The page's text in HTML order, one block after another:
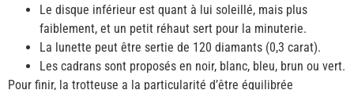
Le disque inférieur est quant à lui soleillé, mais plus
faiblement, et un petit réhaut sert pour la minuterie.
La lunette peut être sertie de 120 diamants (0,3 carat).
Les cadrans sont proposés en noir, blanc, bleu, brun ou vert.
Pour finir, la trotteuse a la particularité d’être équilibrée